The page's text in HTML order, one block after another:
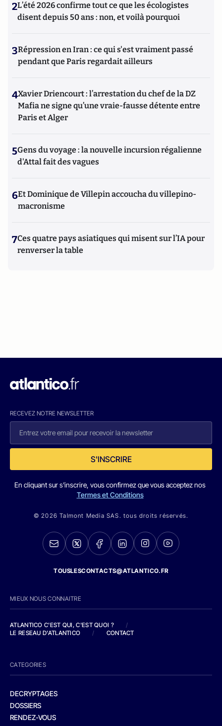
2L’été 2026 confirme tout ce que les écologistes
disent depuis 50 ans : non, et voilà pourquoi
3Répression en Iran : ce qui s'est vraiment passé
pendant que Paris regardait ailleurs
4Xavier Driencourt : l’arrestation du chef de la DZ
Mafia ne signe qu’une vraie-fausse détente entre
Paris et Alger
5Gens du voyage : la nouvelle incursion régalienne
d'Attal fait des vagues
6Et Dominique de Villepin accoucha du villepino-
macronisme
7Ces quatre pays asiatiques qui misent sur l’IA pour
renverser la table
RECEVEZ NOTRE NEWSLETTER
S'INSCRIRE
En cliquant sur s'inscrire, vous confirmez que vous acceptez nos
Termes et Conditions
© 2026 Talmont Media SAS. tous droits réservés.
TOUSLESCONTACTS@ATLANTICO.FR
MIEUX NOUS CONNAITRE
ATLANTICO C'EST QUI, C'EST QUOI ?
/
LE RESEAU D'ATLANTICO
/ CONTACT
CATEGORIES
DECRYPTAGES
DOSSIERS
RENDEZ-VOUS